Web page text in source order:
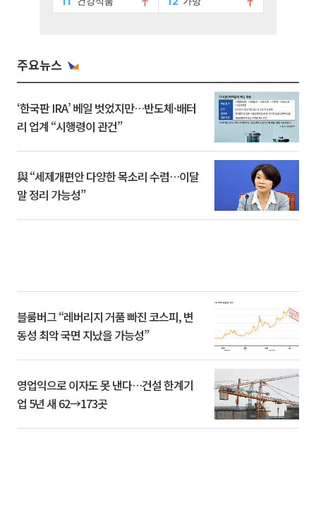
주요뉴스
‘한국판 IRA’ 베일 벗었지만…반도체·배터
리 업계 “시행령이 관건”
與 “세제개편안 다양한 목소리 수렴…이달
말 정리 가능성”
블룸버그 “레버리지 거품 빠진 코스피, 변
동성 최악 국면 지났을 가능성”
영업익으로 이자도 못 낸다…건설 한계기
업 5년 새 62→173곳